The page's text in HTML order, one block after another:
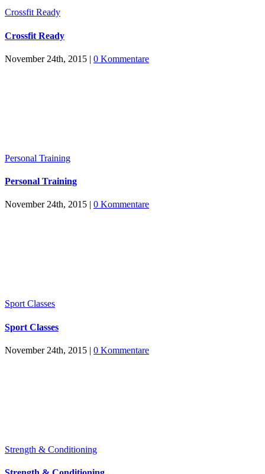
Crossfit Ready
Crossfit Ready
November 24th, 2015 | 0 Kommentare
Personal Training
Personal Training
November 24th, 2015 | 0 Kommentare
Sport Classes
Sport Classes
November 24th, 2015 | 0 Kommentare
Strength & Conditioning